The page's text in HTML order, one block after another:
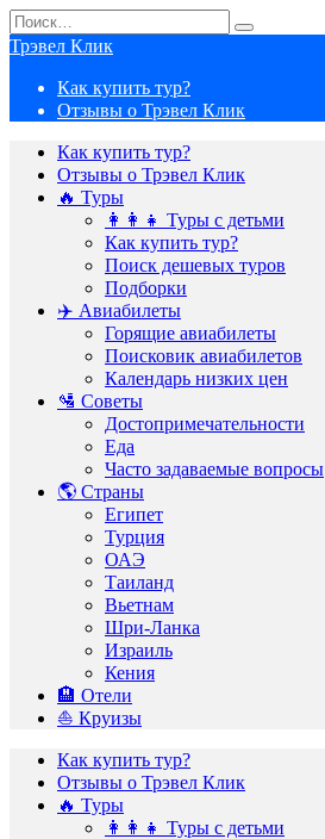
Перейти
к
Search
for:
Трэвел Клик
Как купить тур?
Отзывы о Трэвел Клик
Как купить тур?
Отзывы о Трэвел Клик
🔥 Туры
👩‍👩‍👧 Туры с детьми
Как купить тур?
Поиск дешевых туров
Подборки
✈️ Авиабилеты
Горящие авиабилеты
Поисковик авиабилетов
Календарь низких цен
🛂 Советы
Достопримечательности
Еда
Часто задаваемые вопросы
🌎 Страны
Египет
Турция
ОАЭ
Таиланд
Вьетнам
Шри-Ланка
Израиль
Кения
🏨 Отели
⛵️ Круизы
Как купить тур?
Отзывы о Трэвел Клик
🔥 Туры
👩‍👩‍👧 Туры с детьми